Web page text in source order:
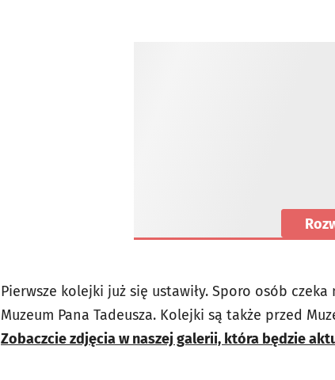
Pierwsze kolejki już się ustawiły. Sporo osób
Muzeum Pana Tadeusza. Kolejki są także przed
Zobaczcie zdjęcia w naszej galerii, która będzie